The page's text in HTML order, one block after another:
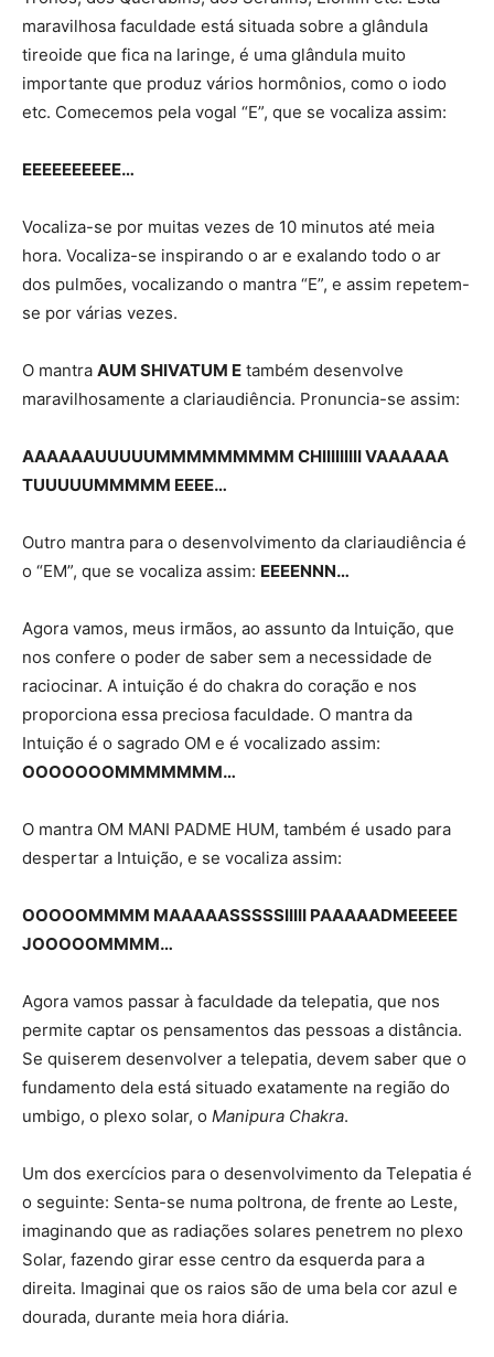
maravilhosa faculdade está situada sobre a glândula
tireoide que fica na laringe, é uma glândula muito
importante que produz vários hormônios, como o iodo
etc. Comecemos pela vogal “E”, que se vocaliza assim:
EEEEEEEEEE…
Vocaliza-se por muitas vezes de 10 minutos até meia
hora. Vocaliza-se inspirando o ar e exalando todo o ar
dos pulmões, vocalizando o mantra “E”, e assim repetem-
se por várias vezes.
O mantra AUM SHIVATUM E também desenvolve
maravilhosamente a clariaudiência. Pronuncia-se assim:
AAAAAAUUUUUMMMMMMMMM CHIIIIIIIII VAAAAAA
TUUUUUMMMMM EEEE…
Outro mantra para o desenvolvimento da clariaudiência é
o “EM”, que se vocaliza assim: EEEENNN…
Agora vamos, meus irmãos, ao assunto da Intuição, que
nos confere o poder de saber sem a necessidade de
raciocinar. A intuição é do chakra do coração e nos
proporciona essa preciosa faculdade. O mantra da
Intuição é o sagrado OM e é vocalizado assim:
OOOOOOOMMMMMMM…
O mantra OM MANI PADME HUM, também é usado para
despertar a Intuição, e se vocaliza assim:
OOOOOMMMM MAAAAASSSSSIIIII PAAAAADMEEEEE
JOOOOOMMMM…
Agora vamos passar à faculdade da telepatia, que nos
permite captar os pensamentos das pessoas a distância.
Se quiserem desenvolver a telepatia, devem saber que o
fundamento dela está situado exatamente na região do
umbigo, o plexo solar, o Manipura Chakra.
Um dos exercícios para o desenvolvimento da Telepatia é
o seguinte: Senta-se numa poltrona, de frente ao Leste,
imaginando que as radiações solares penetrem no plexo
Solar, fazendo girar esse centro da esquerda para a
direita. Imaginai que os raios são de uma bela cor azul e
dourada, durante meia hora diária.